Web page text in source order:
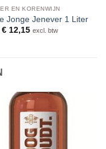
EN KORENWIJN
Jonge Jenever 1 Liter
€12,15 excl. btw